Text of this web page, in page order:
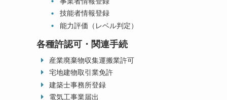
技能者情報登録
能力評価（レベル判定）
各種許認可・関連手続
産業廃棄物収集運搬業許可
宅地建物取引業免許
建築士事務所登録
電気工事業届出